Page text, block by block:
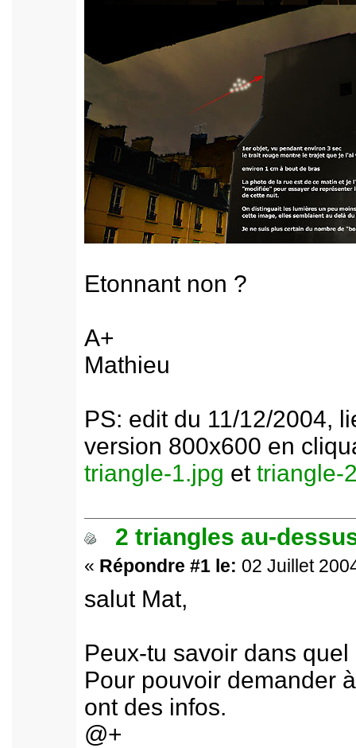
Etonnant non ?
A+
Mathieu
PS: edit du 11/12/2004,
version 800x600 en
triangle-1.jpg et triangle-
2 triangles au-
« Répondre #1 le: 02 Juillet
salut Mat,
Peux-tu savoir dans
Pour pouvoir demander
ont des infos.
@+